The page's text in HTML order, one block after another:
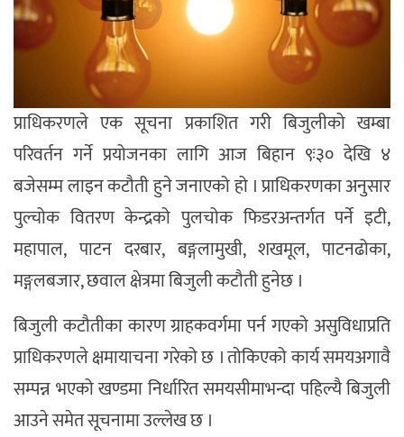
प्राधिकरणले एक सूचना प्रकाशित गरी बिजुलीको खम्बा
परिवर्तन गर्ने प्रयोजनका लागि आज बिहान ९ः३० देखि ४
बजेसम्म लाइन कटौती हुने जनाएको हो । प्राधिकरणका अनुसार
पुल्चोक वितरण केन्द्रको पुलचोक फिडरअन्तर्गत पर्ने इटी,
महापाल, पाटन दरबार, बङ्गलामुखी, शखमूल, पाटनढोका,
मङ्गलबजार, छवाल क्षेत्रमा बिजुली कटौती हुनेछ ।
बिजुली कटौतीका कारण ग्राहकवर्गमा पर्न गएको असुविधाप्रति
प्राधिकरणले क्षमायाचना गरेको छ । तोकिएको कार्य समयअगावै
सम्पन्न भएको खण्डमा निर्धारित समयसीमाभन्दा पहिल्यै बिजुली
आउने समेत सूचनामा उल्लेख छ ।